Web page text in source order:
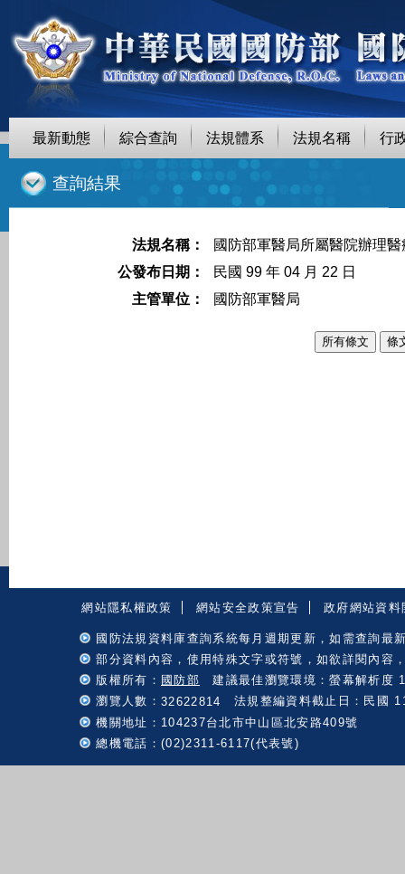
最新動態 綜合查詢 法規體系 法規名稱 行
查詢結果
法規名稱：
國防部軍醫局所屬醫院辦理
公發布日期：
民國 99 年 04 月 22 日
主管單位：
國防部軍醫局
網站隱私權政策 網站安全政策宣告 政府網站資料
國防法規資料庫查詢系統每月週期更新，如需查詢最
部分資料內容，使用特殊文字或符號，如欲詳閱內容
版權所有： 國防部 建議最佳瀏覽環境：螢幕解析度
瀏覽人數：32622814
法規整編資料截止日：民國
機關地址：104237台北市中山區北安路409號
總機電話：(02)2311-6117(代表號)